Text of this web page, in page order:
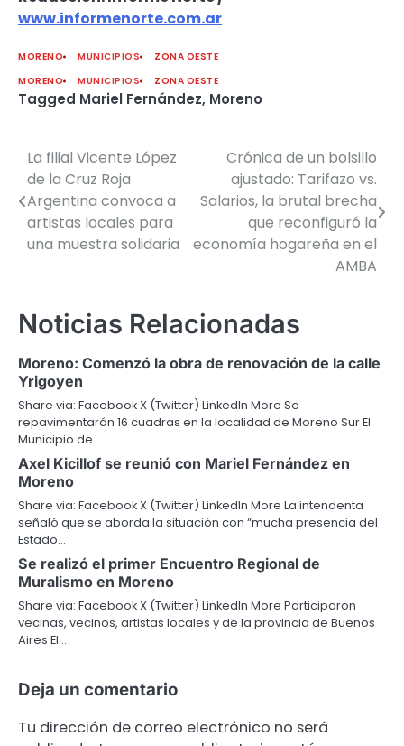
www.informenorte.com.ar
MORENO MUNICIPIOS
ZONA OESTE
MORENO
MUNICIPIOS ZONA OESTE
Tagged Mariel Fernández, Moreno
Navegación
de
entradas
La filial Vicente López
de la Cruz Roja
Argentina convoca a
artistas locales para
una muestra solidaria
Crónica de un bolsillo
ajustado: Tarifazo vs.
Salarios, la brutal brecha
que reconfiguró la
economía hogareña en el
AMBA
Noticias Relacionadas
Moreno: Comenzó la obra de renovación de la calle
Yrigoyen
Share via: Facebook X (Twitter) LinkedIn More Se
repavimentarán 16 cuadras en la localidad de Moreno Sur El
Municipio de…
Axel Kicillof se reunió con Mariel Fernández en
Moreno
Share via: Facebook X (Twitter) LinkedIn More La intendenta
señaló que se aborda la situación con “mucha presencia del
Estado…
Se realizó el primer Encuentro Regional de
Muralismo en Moreno
Share via: Facebook X (Twitter) LinkedIn More Participaron
vecinas, vecinos, artistas locales y de la provincia de Buenos
Aires El…
Deja un comentario
Tu dirección de correo electrónico no será